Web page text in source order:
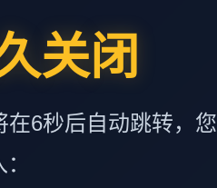
关闭
在6秒后自动跳转，您